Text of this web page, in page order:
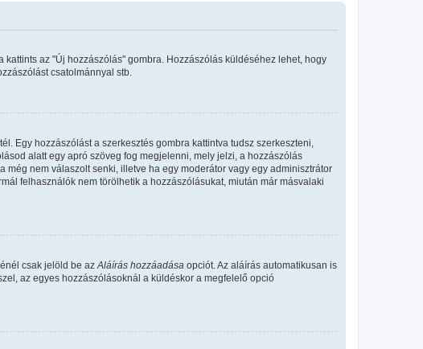
az "Új hozzászólás" gombra. Hozzászólás küldéséhez lehet, hogy
csatolmánnyal stb.
Egy hozzászólást a szerkesztés gombra kattintva tudsz szerkeszteni,
alatt egy apró szöveg fog megjelenni, mely jelzi, a hozzászólás
nem válaszolt senki, illetve ha egy moderátor vagy egy adminisztrátor
felhasználók nem törölhetik a hozzászólásukat, miután már másvalaki
csak jelöld be az Aláírás hozzáadása opciót. Az aláírás automatikusan is
az egyes hozzászólásoknál a küldéskor a megfelelő opció